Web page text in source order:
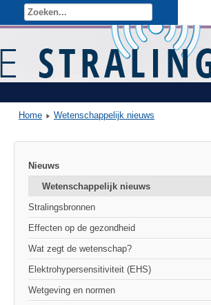
Home Wetenschappelijk nieuws
Nieuws
Wetenschappelijk nieuws
Stralingsbronnen
Effecten op de gezondheid
Wat zegt de wetenschap?
Elektrohypersensitiviteit (EHS)
Wetgeving en normen